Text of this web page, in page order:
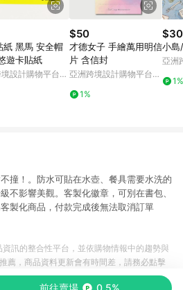
全帽
遊卡貼紙
設計購物平台
$50
才德女子 手繪萬用明信
片 含信封
亞洲跨境設計購物平台
1%
$30
小島
亞洲
1%
撞！。防水可貼在水壺、餐具需要水洗的
不影響美觀。客製化徽章，可別在書包、
製化商品，付款完成後無法取消訂單
前往賣場 0.5%
訊的整合性平台，並依購物情報中的趨勢與
薦，商品資料更新會有時間差，請務必點擊
價與購物條件，一切資訊以合作廠商網頁為